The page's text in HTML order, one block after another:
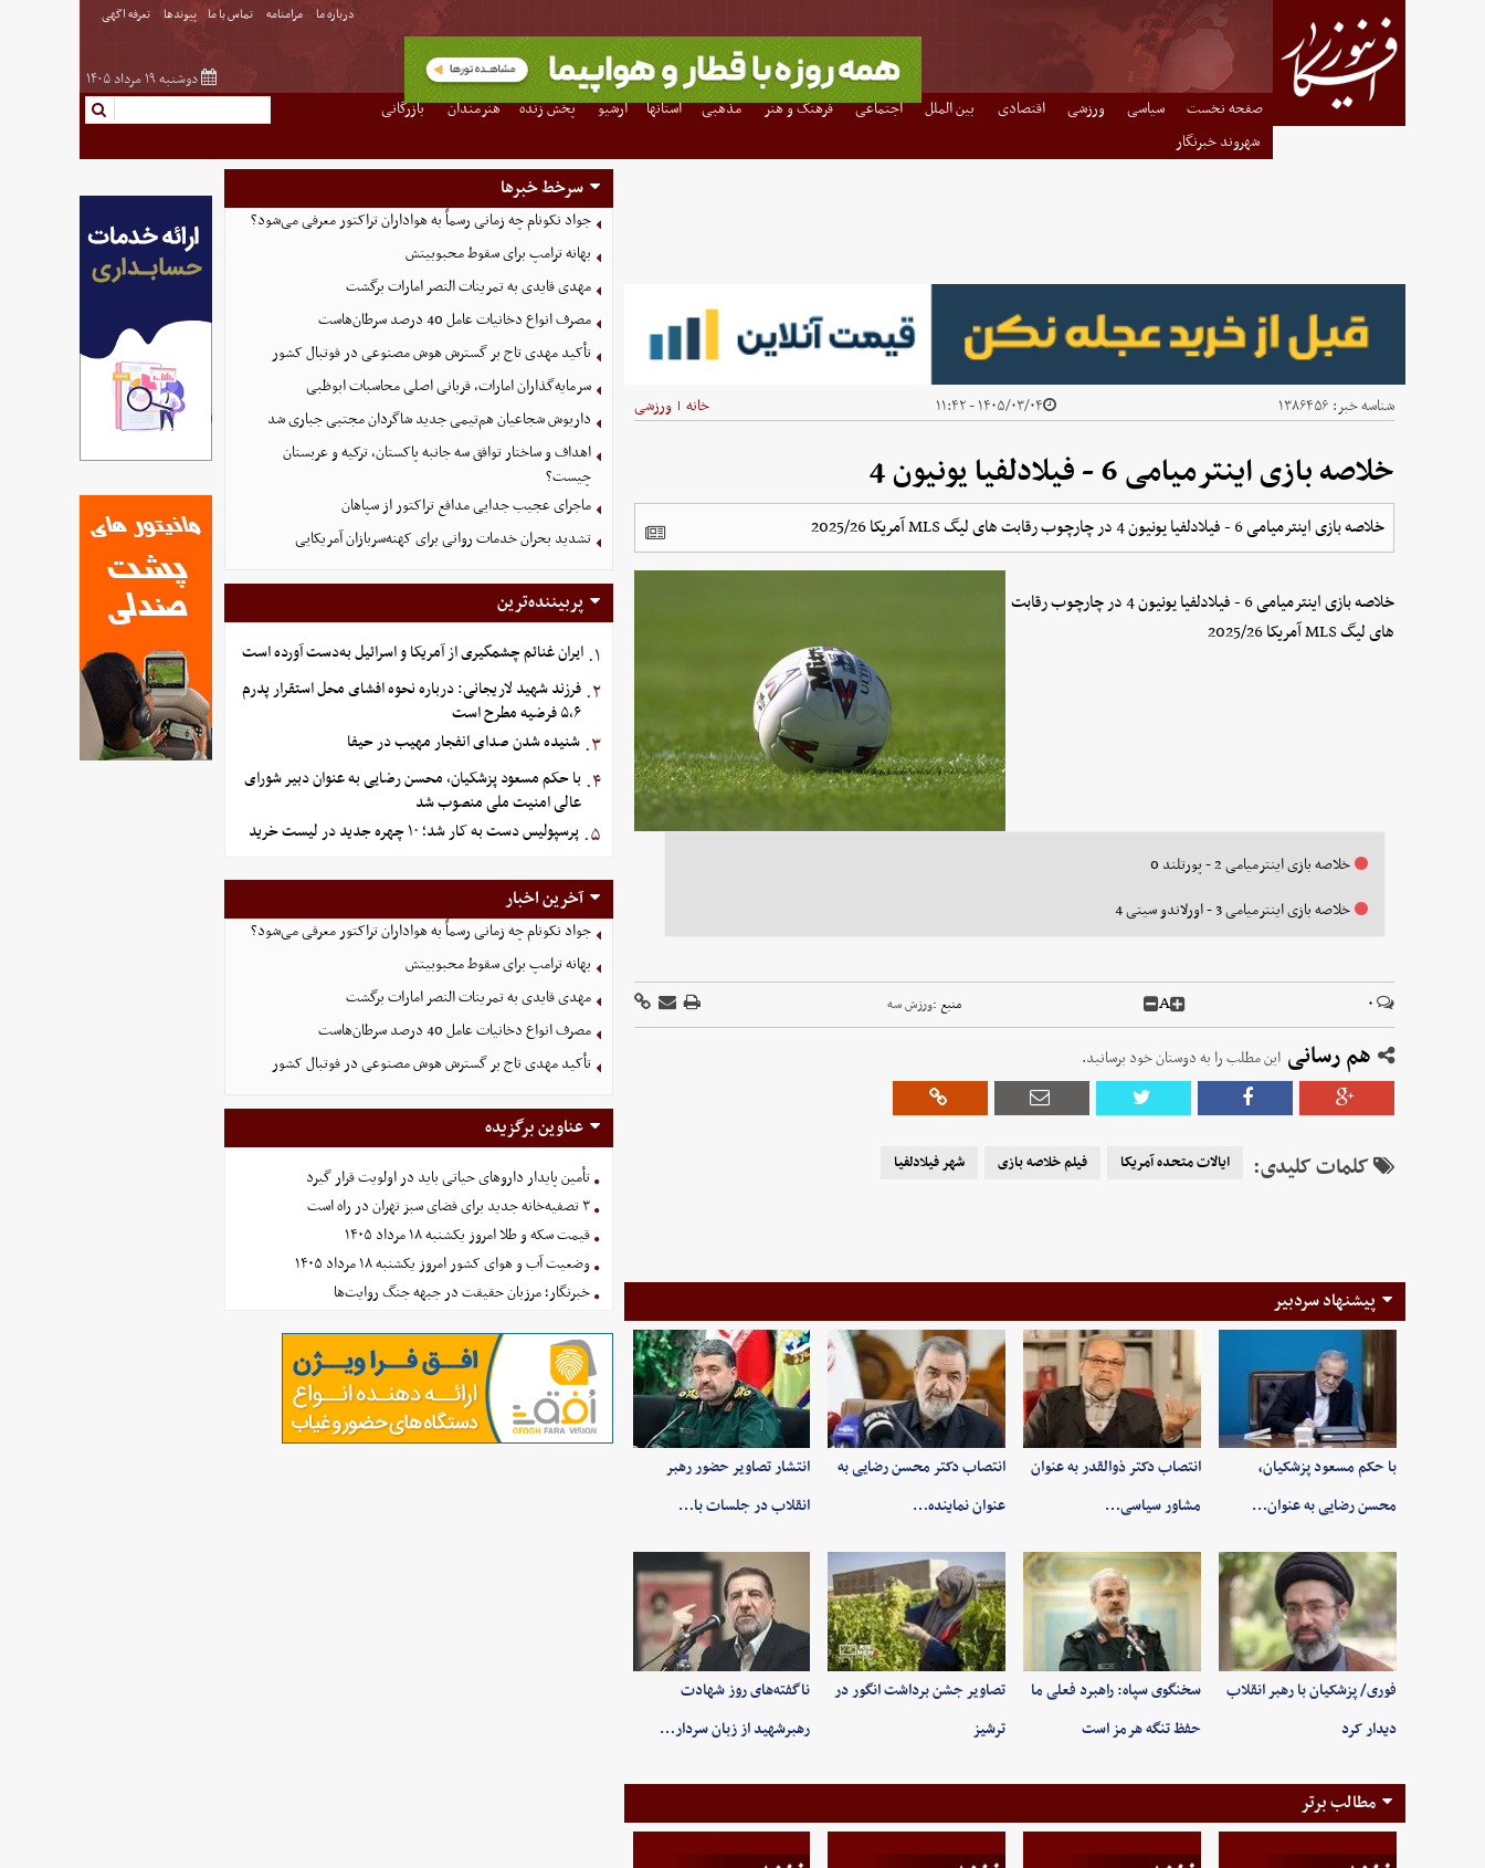
درباره ما مرامنامه تماس با ما پیوندها تعرفه اگهی
دوشنبه ۱۹ مرداد ۱۴۰۵
صفحه نخست سیاسی ورزشی اقتصادی بین الملل اجتماعی فرهنگ و هنر مذهبی استانها آرشیو پخش زنده هنرمندان
بازرگانی
شهروند خبرنگار
شناسه خبر: ۱۳۸۶۴۵۶ ۱۴۰۵/۰۳/۰۴ - ۱۱:۴۲ خانه | ورزشی
خلاصه بازی اینترمیامی 6 - فیلادلفیا یونیون 4
خلاصه بازی اینترمیامی 6 - فیلادلفیا یونیون 4 در چارچوب رقابت های لیگ MLS آمریکا 2025/26
خلاصه بازی اینترمیامی 6 - فیلادلفیا یونیون 4 در چارچوب رقابت
های لیگ MLS آمریکا 2025/26
خلاصه بازی اینترمیامی 2 - پورتلند 0
خلاصه بازی اینترمیامی 3 - اورلاندو سیتی 4
۰ A منبع :ورزش سه
هم رسانی این مطلب را به دوستان خود برسانید.
کلمات کلیدی: ایالات متحده آمریکا فیلم خلاصه بازی شهر فیلادلفیا
پیشنهاد سردبیر
با حکم مسعود پزشکیان،
محسن رضایی به عنوان…
انتصاب دکتر ذوالقدر به عنوان
مشاور سیاسی…
انتصاب دکتر محسن رضایی به
عنوان نماینده…
انتشار تصاویر حضور رهبر
انقلاب در جلسات با…
فوری/ پزشکیان با رهبر انقلاب
دیدار کرد
سخنگوی سپاه: راهبرد فعلی ما
حفظ تنگه هرمز است
تصاویر جشن برداشت انگور در
ترشیز
ناگفته‌های روز شهادت
رهبرشهید از زبان سردار…
مطالب برتر
سرخط خبرها
جواد نکونام چه زمانی رسماً به هواداران تراکتور معرفی می‌شود؟
بهانه ترامپ برای سقوط محبوبیتش
مهدی قایدی به تمرینات النصر امارات برگشت
مصرف انواع دخانیات عامل 40 درصد سرطان‌هاست
تأکید مهدی تاج بر گسترش هوش مصنوعی در فوتبال کشور
سرمایه‌گذاران امارات، قربانی اصلی محاسبات ابوظبی
داریوش شجاعیان هم‌تیمی جدید شاگردان مجتبی جباری شد
اهداف و ساختار توافق سه جانبه پاکستان، ترکیه و عربستان
چیست؟
ماجرای عجیب جدایی مدافع تراکتور از سپاهان
تشدید بحران خدمات روانی برای کهنه‌سربازان آمریکایی
پربیننده‌ترین
۱. ایران غنائم چشمگیری از آمریکا و اسرائیل به‌دست آورده است
۲. فرزند شهید لاریجانی: درباره نحوه افشای محل استقرار پدرم
۵،۶ فرضیه مطرح است
۳. شنیده شدن صدای انفجار مهیب در حیفا
۴. با حکم مسعود پزشکیان، محسن رضایی به عنوان دبیر شورای
عالی امنیت ملی منصوب شد
۵. پرسپولیس دست به کار شد؛ ۱۰ چهره جدید در لیست خرید
آخرین اخبار
جواد نکونام چه زمانی رسماً به هواداران تراکتور معرفی می‌شود؟
بهانه ترامپ برای سقوط محبوبیتش
مهدی قایدی به تمرینات النصر امارات برگشت
مصرف انواع دخانیات عامل 40 درصد سرطان‌هاست
تأکید مهدی تاج بر گسترش هوش مصنوعی در فوتبال کشور
عناوین برگزیده
تأمین پایدار داروهای حیاتی باید در اولویت قرار گیرد
۳ تصفیه‌خانه جدید برای فضای سبز تهران در راه است
قیمت سکه و طلا امروز یکشنبه ۱۸ مرداد ۱۴۰۵
وضعیت آب و هوای کشور امروز یکشنبه ۱۸ مرداد ۱۴۰۵
خبرنگار؛ مرزبان حقیقت در جبهه جنگ روایت‌ها